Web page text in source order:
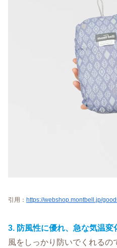
引用： https://webshop.montbell.jp/
3. 防風性に優れ、急な気温変
風をしっかり防いでくれるの